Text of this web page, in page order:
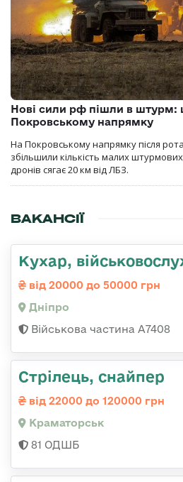
Нові сили рф пішли в штурм:
Покровському напрямку
На Покровському напрямку після
збільшили кількість малих
дронів сягає 20 км від ЛБЗ.
ВАКАНСІЇ
Кухар,
від 20000 до 50000 грн
Дніпро
Військова частина А7408
Стрілець, снайпер
від 22000 до 120000 грн
Краматорськ
81 ОДШБ